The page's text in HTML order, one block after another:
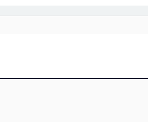
に際して、その利用目的を明確にし、本
す。